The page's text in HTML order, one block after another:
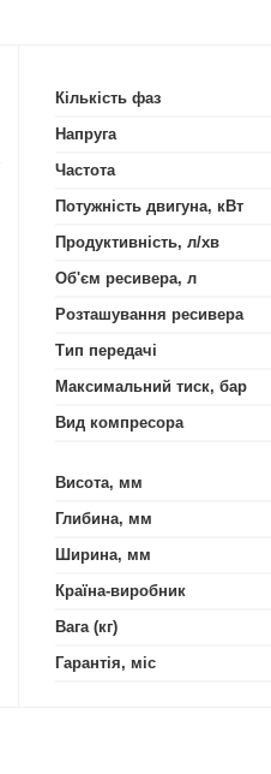
Кількість фаз
Напруга
Частота
Потужність двигуна, кВт
Продуктивність, л/хв
Об'єм ресивера, л
Розташування ресивера
Тип передачі
Максимальний тиск, бар
Вид компресора
Висота, мм
Глибина, мм
Ширина, мм
Країна-виробник
Вага (кг)
Гарантія, міс